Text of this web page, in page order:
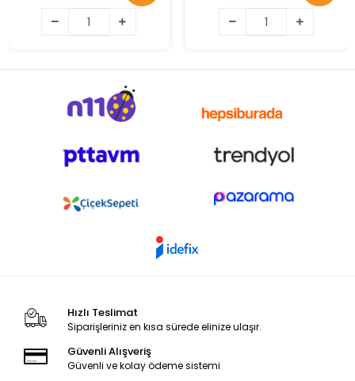
Hızlı Teslimat
Siparişleriniz en kısa sürede elinize ulaşır.
Güvenli Alışveriş
Güvenli ve kolay ödeme sistemi